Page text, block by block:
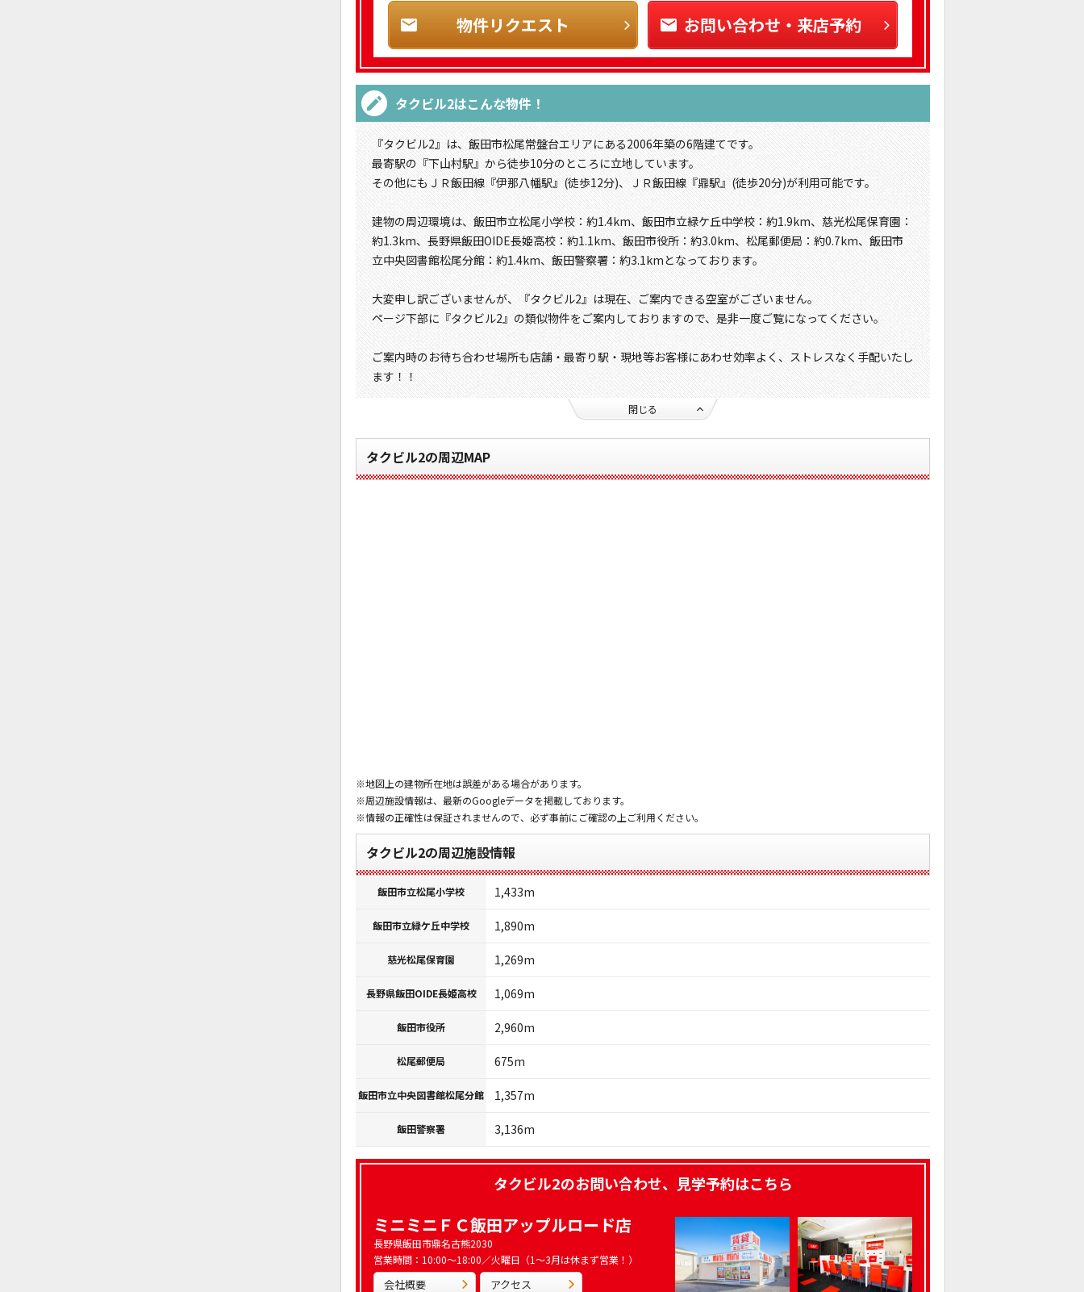
物件リクエスト お問い合わせ・来店予約
タクビル2はこんな物件！
『タクビル2』は、飯田市松尾常盤台エリアにある2006年築の6階建てです。
最寄駅の『下山村駅』から徒歩10分のところに立地しています。
その他にもＪＲ飯田線『伊那八幡駅』(徒歩12分)、ＪＲ飯田線『鼎駅』(徒歩20分)が利用可能です。
建物の周辺環境は、飯田市立松尾小学校：約1.4km、飯田市立緑ケ丘中学校：約1.9km、慈光松尾保育園：
約1.3km、長野県飯田OIDE長姫高校：約1.1km、飯田市役所：約3.0km、松尾郵便局：約0.7km、飯田市
立中央図書館松尾分館：約1.4km、飯田警察署：約3.1kmとなっております。
大変申し訳ございませんが、『タクビル2』は現在、ご案内できる空室がございません。
ページ下部に『タクビル2』の類似物件をご案内しておりますので、是非一度ご覧になってください。
ご案内時のお待ち合わせ場所も店舗・最寄り駅・現地等お客様にあわせ効率よく、ストレスなく手配いたし
ます！！
閉じる
タクビル2の周辺MAP
※地図上の建物所在地は誤差がある場合があります。
※周辺施設情報は、最新のGoogleデータを掲載しております。
※情報の正確性は保証されませんので、必ず事前にご確認の上ご利用ください。
タクビル2の周辺施設情報
飯田市立松尾小学校 1,433m
飯田市立緑ケ丘中学校 1,890m
慈光松尾保育園 1,269m
長野県飯田OIDE長姫高校 1,069m
飯田市役所 2,960m
松尾郵便局 675m
飯田市立中央図書館松尾分館 1,357m
飯田警察署 3,136m
タクビル2のお問い合わせ、見学予約はこちら
ミニミニＦＣ飯田アップルロード店
長野県飯田市鼎名古熊2030
営業時間：10:00～18:00／火曜日（1～3月は休まず営業！）
会社概要 アクセス